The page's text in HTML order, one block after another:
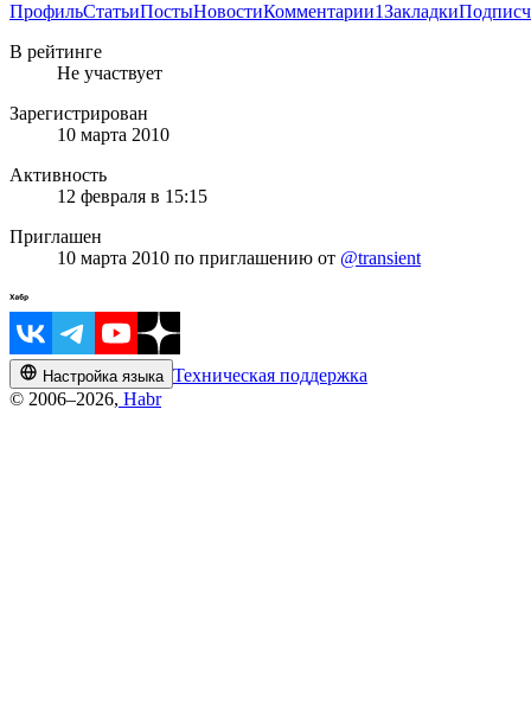
ПрофильСтатьиПостыНовостиКомментарии1Закладки
В рейтинге
Не участвует
Зарегистрирован
10 марта 2010
Активность
12 февраля в 15:15
Приглашен
10 марта 2010 по приглашению от @transient
Настройка языка Техническая поддержка
© 2006–2026, Habr